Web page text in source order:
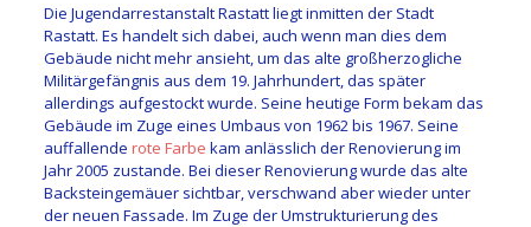
Die Jugendarrestanstalt Rastatt liegt inmitten der Stadt
Rastatt. Es handelt sich dabei, auch wenn man dies dem
Gebäude nicht mehr ansieht, um das alte großherzogliche
Militärgefängnis aus dem 19. Jahrhundert, das später
allerdings aufgestockt wurde. Seine heutige Form bekam das
Gebäude im Zuge eines Umbaus von 1962 bis 1967. Seine
auffallende rote Farbe kam anlässlich der Renovierung im
Jahr 2005 zustande. Bei dieser Renovierung wurde das alte
Backsteingemäuer sichtbar, verschwand aber wieder unter
der neuen Fassade. Im Zuge der Umstrukturierung des